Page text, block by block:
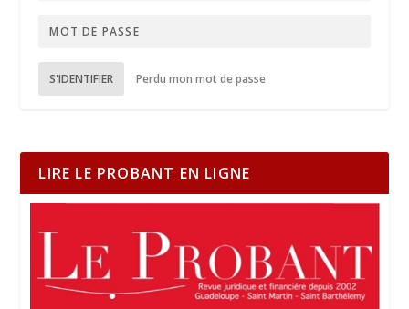
S'IDENTIFIER Perdu mon mot de passe
LIRE LE PROBANT EN LIGNE